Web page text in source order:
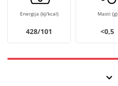
Energija (kJ/kcal)
428/101
Masti (g)
<0,5